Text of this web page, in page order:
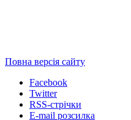
Повна версія сайту
Facebook
Twitter
RSS-стрічки
E-mail розсилка